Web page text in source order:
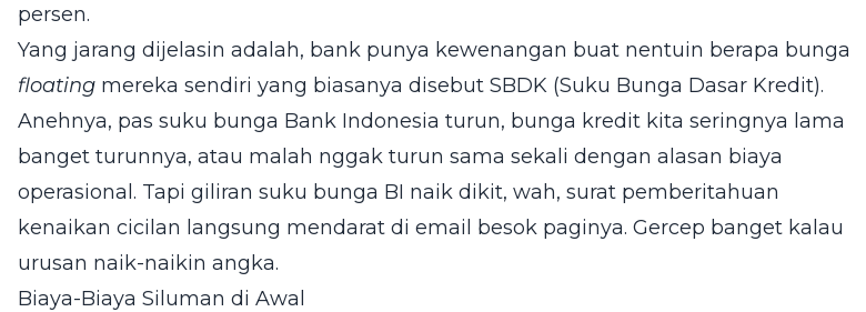
persen.
Yang jarang dijelasin adalah, bank punya kewenangan buat nentuin berapa bunga
floating mereka sendiri yang biasanya disebut SBDK (Suku Bunga Dasar Kredit).
Anehnya, pas suku bunga Bank Indonesia turun, bunga kredit kita seringnya lama
banget turunnya, atau malah nggak turun sama sekali dengan alasan biaya
operasional. Tapi giliran suku bunga BI naik dikit, wah, surat pemberitahuan
kenaikan cicilan langsung mendarat di email besok paginya. Gercep banget kalau
urusan naik-naikin angka.
Biaya-Biaya Siluman di Awal